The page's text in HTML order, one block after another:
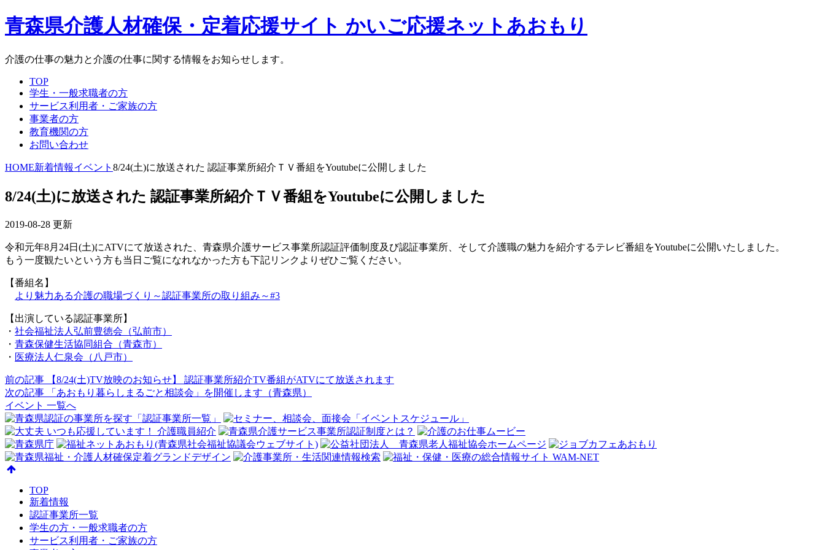
青森県介護人材確保・定着応援サイト かいご応援ネットあおもり
介護の仕事の魅力と介護の仕事に関する情報をお知らせします。
TOP
学生・一般求職者の方
サービス利用者・ご家族の方
事業者の方
教育機関の方
お問い合わせ
HOME新着情報イベント 8/24(土)に放送された 認証事業所紹介ＴＶ番組をYoutubeに公開しました
8/24(土)に放送された 認証事業所紹介ＴＶ番組をYoutubeに公開しました
2019-08-28 更新
令和元年8月24日(土)にATVにて放送された、青森県介護サービス事業所認証評価制度及び認証事業所、そして介護職の魅力を紹介するテレビ番組をYoutubeに公開いたしました。
もう一度観たいという方も当日ご覧になれなかった方も下記リンクよりぜひご覧ください。
【番組名】
より魅力ある介護の職場づくり～認証事業所の取り組み～#3
【出演している認証事業所】
・ 社会福祉法人弘前豊徳会（弘前市）
・ 青森保健生活協同組合（青森市）
・ 医療法人仁泉会（八戸市）
前の記事 【8/24(土)TV放映のお知らせ】 認証事業所紹介TV番組がATVにて放送されます
次の記事 「あおもり暮らしまるごと相談会」を開催します（青森県）
イベント 一覧へ
TOP
新着情報
認証事業所一覧
学生の方・一般求職者の方
サービス利用者・ご家族の方